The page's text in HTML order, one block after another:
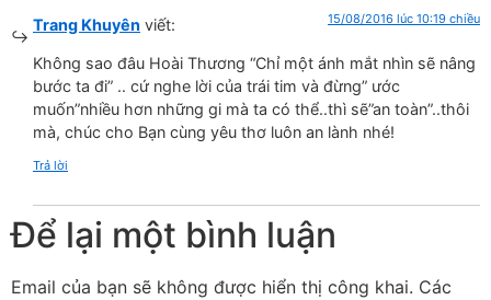
Trang Khuyên viết: 15/08/2016 lúc 10:19 chiều
Không sao đâu Hoài Thương “Chỉ một ánh mắt nhìn sẽ nâng
bước ta đi” .. cứ nghe lời của trái tim và đừng” ước
muốn”nhiều hơn những gi mà ta có thể..thì sẽ”an toàn”..thôi
mà, chúc cho Bạn cùng yêu thơ luôn an lành nhé!
Trả lời
Để lại một bình luận
Email của bạn sẽ không được hiển thị công khai. Các